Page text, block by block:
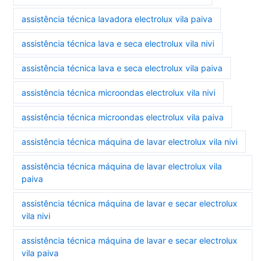
assistência técnica lavadora electrolux vila paiva
assistência técnica lava e seca electrolux vila nivi
assistência técnica lava e seca electrolux vila paiva
assistência técnica microondas electrolux vila nivi
assistência técnica microondas electrolux vila paiva
assistência técnica máquina de lavar electrolux vila nivi
assistência técnica máquina de lavar electrolux vila
paiva
assistência técnica máquina de lavar e secar electrolux
vila nivi
assistência técnica máquina de lavar e secar electrolux
vila paiva